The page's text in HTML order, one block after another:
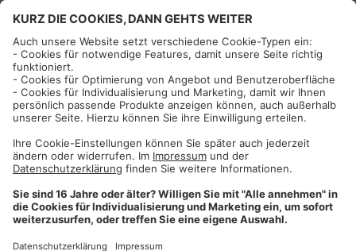
Informationen
Impressum
Datenschutzhinweise
AGB und Widerrufsbelehrung
Dehner Unternehmen
Cookie-Einstellungen
Dehner Agrar GmbH & Co. KG